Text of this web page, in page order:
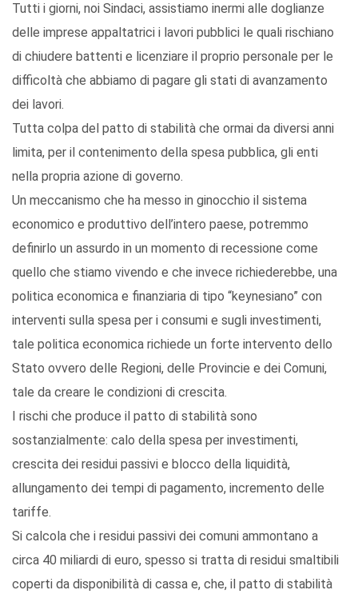
Tutti i giorni, noi Sindaci, assistiamo inermi alle doglianze
delle imprese appaltatrici i lavori pubblici le quali rischiano
di chiudere battenti e licenziare il proprio personale per le
difficoltà che abbiamo di pagare gli stati di avanzamento
dei lavori.
Tutta colpa del patto di stabilità che ormai da diversi anni
limita, per il contenimento della spesa pubblica, gli enti
nella propria azione di governo.
Un meccanismo che ha messo in ginocchio il sistema
economico e produttivo dell’intero paese, potremmo
definirlo un assurdo in un momento di recessione come
quello che stiamo vivendo e che invece richiederebbe, una
politica economica e finanziaria di tipo “keynesiano” con
interventi sulla spesa per i consumi e sugli investimenti,
tale politica economica richiede un forte intervento dello
Stato ovvero delle Regioni, delle Provincie e dei Comuni,
tale da creare le condizioni di crescita.
I rischi che produce il patto di stabilità sono
sostanzialmente: calo della spesa per investimenti,
crescita dei residui passivi e blocco della liquidità,
allungamento dei tempi di pagamento, incremento delle
tariffe.
Si calcola che i residui passivi dei comuni ammontano a
circa 40 miliardi di euro, spesso si tratta di residui smaltibili
coperti da disponibilità di cassa e, che, il patto di stabilità